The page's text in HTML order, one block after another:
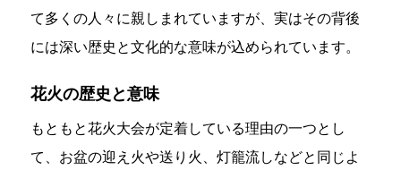
て多くの人々に親しまれていますが、実はその背後
には深い歴史と文化的な意味が込められています。
花火の歴史と意味
もともと花火大会が定着している理由の一つとし
て、お盆の迎え火や送り火、灯籠流しなどと同じよ